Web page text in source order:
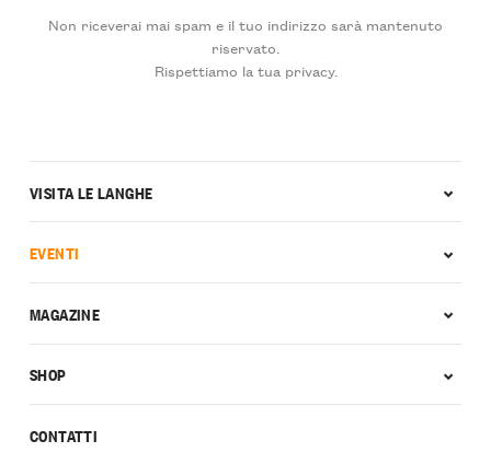
Non riceverai mai spam e il tuo indirizzo sarà mantenuto
riservato.
Rispettiamo la tua privacy.
CONTATTI
VISITA LE LANGHE
EVENTI
MAGAZINE
SHOP